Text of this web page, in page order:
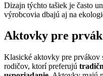
Dizajn týchto tašiek je často
výrobcovia dbajú aj na
Aktovky pre
Klasické aktovky pre prvákov
rodičov, ktorí preferujú